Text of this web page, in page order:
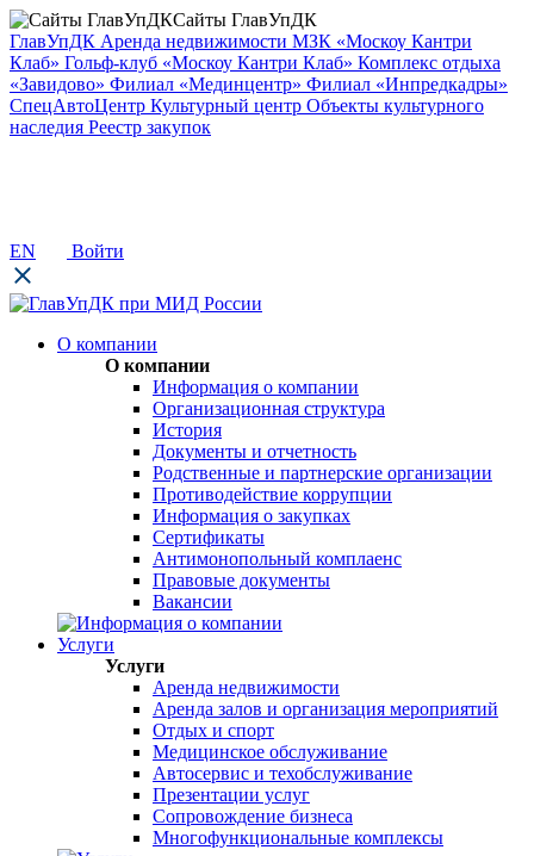
Сайты ГлавУпДК
ГлавУпДК Аренда недвижимости МЗК «Москоу Кантри
Клаб» Гольф-клуб «Москоу Кантри Клаб» Комплекс отдыха
«Завидово» Филиал «Мединцентр» Филиал «Инпредкадры»
СпецАвтоЦентр Культурный центр Объекты культурного
наследия Реестр закупок
EN Войти
О компании
О компании
Информация о компании
Организационная структура
История
Документы и отчетность
Родственные и партнерские организации
Противодействие коррупции
Информация о закупках
Сертификаты
Антимонопольный комплаенс
Правовые документы
Вакансии
Услуги
Услуги
Аренда недвижимости
Аренда залов и организация мероприятий
Отдых и спорт
Медицинское обслуживание
Автосервис и техобслуживание
Презентации услуг
Сопровождение бизнеса
Многофункциональные комплексы